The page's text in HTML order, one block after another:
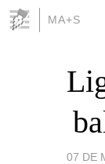
MA+S
07 DE